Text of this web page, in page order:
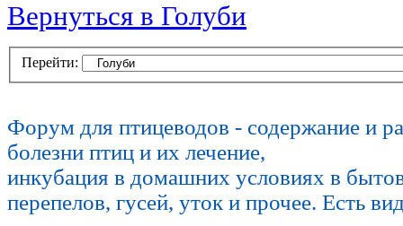
Вернуться в Голуби
Перейти:
Форум для птицеводов - содержание и
болезни птиц и их лечение,
инкубация в домашних условиях в
перепелов, гусей, уток и прочее. Есть